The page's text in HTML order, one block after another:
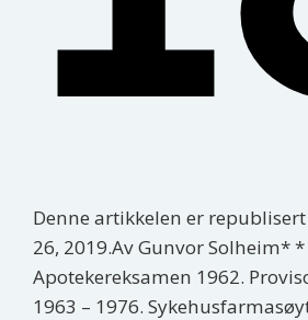
Denne artikkelen er
26, 2019.Av Gunvor Solheim* *
Apotekereksamen 1962.
1963 – 1976.